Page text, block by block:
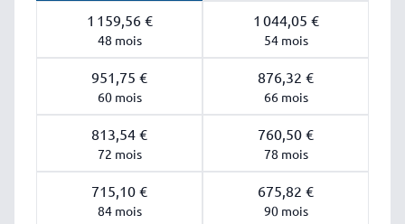
1 159,56 €
48 mois
1 044,05 €
54 mois
951,75 €
60 mois
876,32 €
66 mois
813,54 €
72 mois
760,50 €
78 mois
715,10 €
84 mois
675,82 €
90 mois